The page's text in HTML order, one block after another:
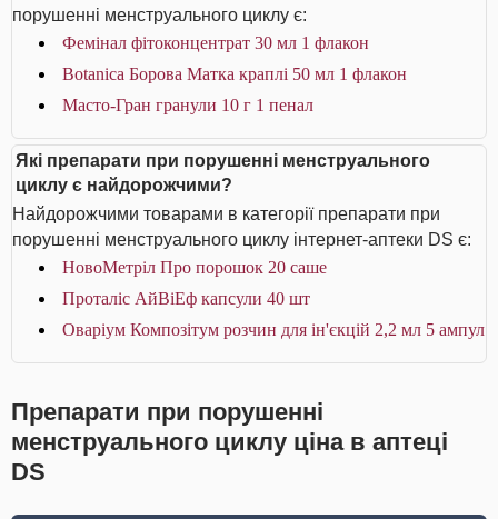
порушенні менструального циклу є:
Фемінал фітоконцентрат 30 мл 1 флакон
Botanica Борова Матка краплі 50 мл 1 флакон
Масто-Гран гранули 10 г 1 пенал
Які препарати при порушенні менструального
циклу є найдорожчими?
Найдорожчими товарами в категорії препарати при
порушенні менструального циклу інтернет-аптеки DS є:
НовоМетріл Про порошок 20 саше
Проталіс АйВіЕф капсули 40 шт
Оваріум Композітум розчин для ін'єкцій 2,2 мл 5 ампул
Препарати при порушенні
менструального циклу ціна в аптеці
DS